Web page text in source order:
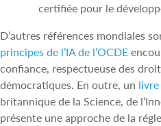
certifiée pour le
D’autres références mondiales
principes de l’IA de l’OCDE
confiance, respectueuse des
démocratiques. En outre, un
britannique de la Science, de
présente une approche de la